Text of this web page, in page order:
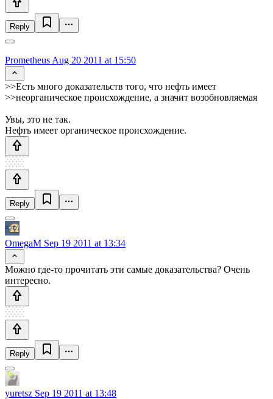
Reply
Prometheus Aug 20 2011 at 15:50
>>Есть много доказательств того, что нефть имеет
>>неорганическое происхождение, а значит возобновляемая
Увы, это не так.
Нефть имеет органическое происхождение.
Reply
OmegaM Sep 19 2011 at 13:34
Можно где-то прочитать эти самые доказательства? Очень
интересно.
Reply
yuretsz Sep 19 2011 at 13:48